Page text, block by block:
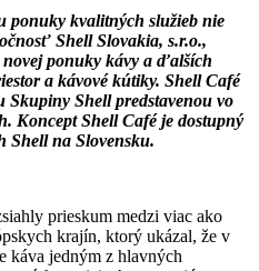
ponuky kvalitných služieb nie
Shell Slovakia, s.r.o.,
ponuky kávy a ďalších
a kávové kútiky. Shell Café
Shell predstavenou vo
Koncept Shell Café je dostupný
Shell na Slovensku.
prieskum medzi viac ako
krajín, ktorý ukázal, že v
káva jedným z hlavných